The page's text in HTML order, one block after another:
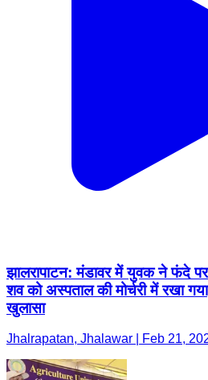
झालरापाटन: मंडावर में युवक ने फंदे
शव को अस्पताल की मोर्चरी में रखा
खुलासा
Jhalrapatan, Jhalawar | Feb 21,